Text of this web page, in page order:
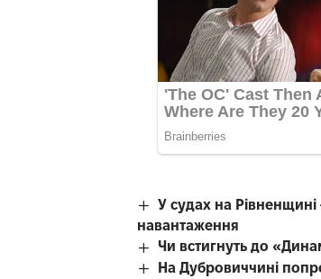
У судах на
навантаження
Чи встигнуть до
На Дубровиччині